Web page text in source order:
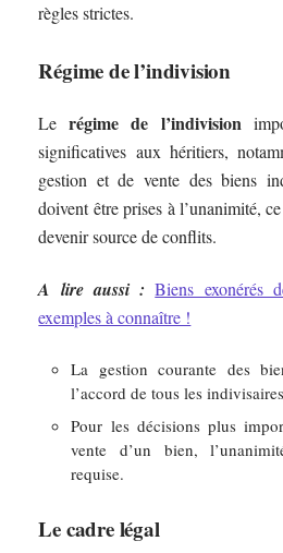
règles strictes.
Régime de l’indivision
Lerégime de l’indivision
significatives aux héritiers,
gestion et de vente des biens
doivent être prises à l’unanimité,
devenir source de conflits.
A lire aussi : Biens exonérés
exemples à connaître !
La gestion courante des
l’accord de tous les
Pour les décisions plus
vente d’un bien,
requise.
Le cadre légal